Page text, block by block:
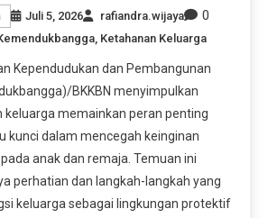
Juli 5, 2026 rafiandra.wijaya 0
, Ketahanan Keluarga
Kependudukan dan Pembangunan
BKKBN menyimpulkan
keluarga memainkan peran penting
kunci dalam mencegah keinginan
anak dan remaja. Temuan ini
perhatian dan langkah-langkah yang
keluarga sebagai lingkungan protektif